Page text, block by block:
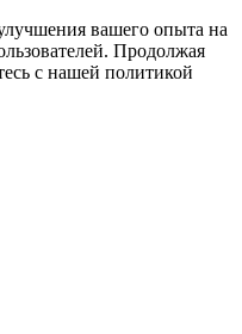
вашего опыта на
Продолжая
с нашей политикой